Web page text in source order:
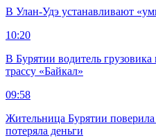
В Улан-Удэ устанавливают
10:20
В Бурятии водитель
трассу «Байкал»
09:58
Жительница Бурятии
потеряла деньги